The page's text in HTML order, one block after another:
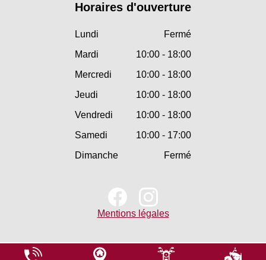
Horaires d'ouverture
Lundi
Fermé
Mardi
10:00 - 18:00
Mercredi
10:00 - 18:00
Jeudi
10:00 - 18:00
Vendredi
10:00 - 18:00
Samedi
10:00 - 17:00
Dimanche
Fermé
Mentions légales